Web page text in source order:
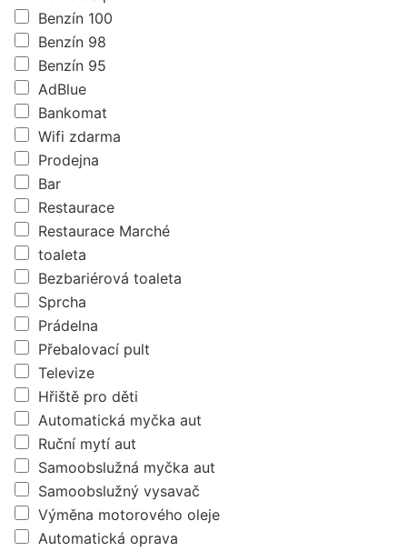
Benzín 100
Benzín 98
Benzín 95
AdBlue
Bankomat
Wifi zdarma
Prodejna
Bar
Restaurace
Restaurace Marché
toaleta
Bezbariérová toaleta
Sprcha
Prádelna
Přebalovací pult
Televize
Hřiště pro děti
Automatická myčka aut
Ruční mytí aut
Samoobslužná myčka aut
Samoobslužný vysavač
Výměna motorového oleje
Automatická oprava